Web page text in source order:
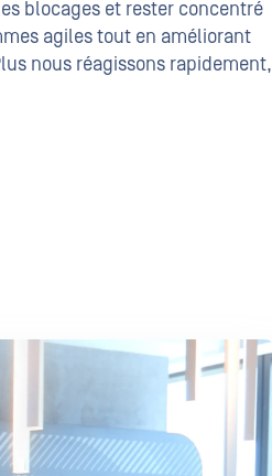
blocages et rester concentré
agiles tout en améliorant
nous réagissons rapidement,